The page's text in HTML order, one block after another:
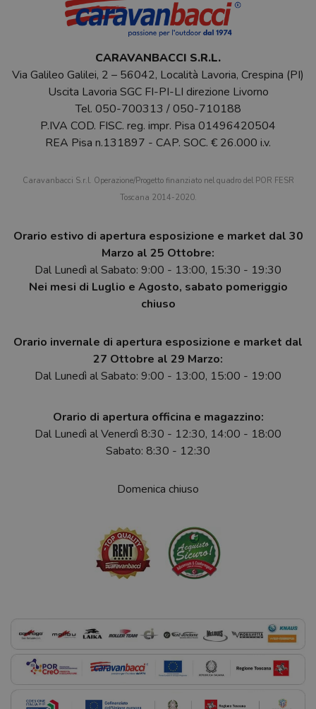
CARAVANBACCI S.R.L.
Via Galileo Galilei, 2 – 56042, Località Lavoria, Crespina (PI)
Uscita Lavoria SGC FI-PI-LI direzione Livorno
Tel. 050-700313 /050-710188
P.IVA COD. FISC. reg. impr. Pisa 01496420504
REA Pisa n.131897 - CAP. SOC. € 26.000 i.v.
Caravanbacci S.r.l. Operazione/Progetto finanziato nel quadro del POR FESR
Toscana 2014-2020.
Orario estivo di apertura esposizione e market dal 30
Marzo al 25 Ottobre:
Dal Lunedì al Sabato: 9:00 - 13:00, 15:30 - 19:30
Nei mesi di Luglio e Agosto, sabato pomeriggio
chiuso
Orario invernale di apertura esposizione e market dal
27 Ottobre al 29 Marzo:
Dal Lunedì al Sabato: 9:00 - 13:00, 15:00 - 19:00
Orario di apertura officina e magazzino:
Dal Lunedì al Venerdì 8:30 - 12:30, 14:00 - 18:00
Sabato: 8:30 - 12:30
Domenica chiuso